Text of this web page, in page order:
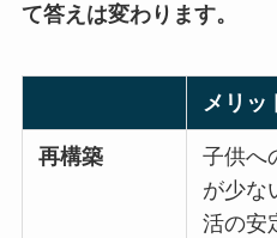
て答えは変わります。
メリッ
再構築
子供へ
が少な
活の安